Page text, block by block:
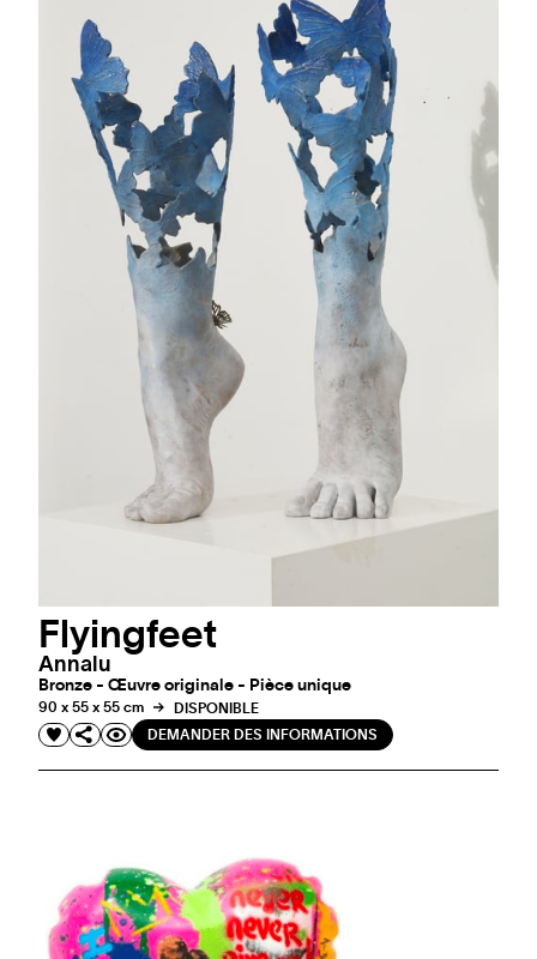
Flyingfeet
Annalu
Bronze - Œuvre originale - Pièce unique
90 x 55 x 55 cm
DISPONIBLE
DEMANDER DES INFORMATIONS